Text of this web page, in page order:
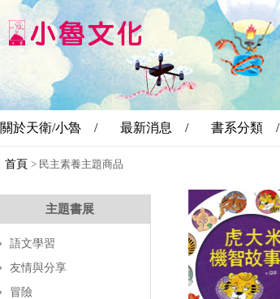
關於天衛/小魯 / 最新消息 / 書系分類 /
首頁 > 民主素養主題商品
主題書展
語文學習
友情與分享
冒險